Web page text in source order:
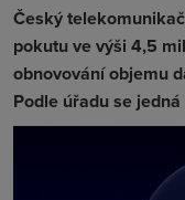
Český
pokutu ve výši 4,5
obnovování objemu
Podle úřadu se